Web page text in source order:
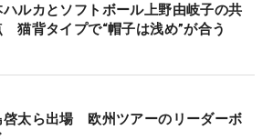
ハルカとソフトボール上野由岐子の共
猫背タイプで“帽子は浅め”が合う
啓太ら出場 欧州ツアーのリーダーボ